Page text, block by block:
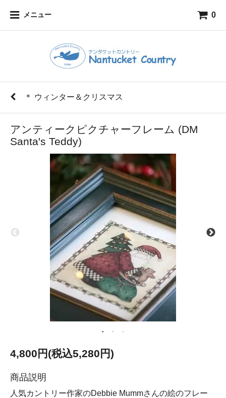
メニュー 0
＊ ウィンター＆クリスマス
アンティークピクチャーフレーム (DM
Santa's Teddy)
4,800円(税込5,280円)
商品説明
人気カントリー作家のDebbie Mummさんの絵のフレー